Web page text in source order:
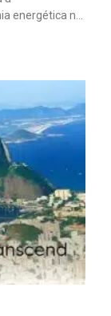
energética na
no entanto,
chinês